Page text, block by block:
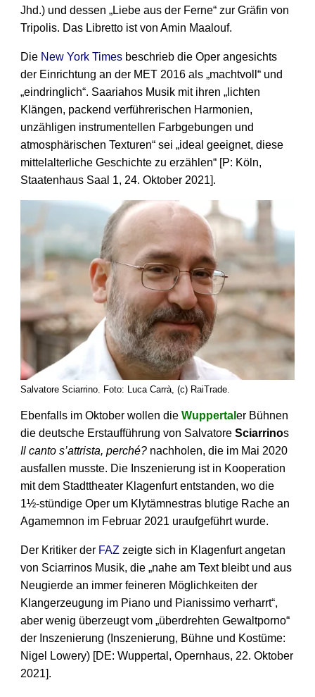
Jhd.) und dessen „Liebe aus der Ferne“ zur Gräfin von
Tripolis. Das Libretto ist von Amin Maalouf.
Die New York Timesbeschrieb die Oper angesichts
der Einrichtung an der MET 2016 als „machtvoll“ und
„eindringlich“. Saariahos Musik mit ihren „lichten
Klängen, packend verführerischen Harmonien,
unzähligen instrumentellen Farbgebungen und
atmosphärischen Texturen“ sei „ideal geeignet, diese
mittelalterliche Geschichte zu erzählen“ [P: Köln,
Staatenhaus Saal 1, 24. Oktober 2021].
Salvatore Sciarrino. Foto: Luca Carrà, (c) RaiTrade.
Ebenfalls im Oktober wollen die Wuppertal er Bühnen
die deutsche Erstaufführung von Salvatore Sciarrinos
Il canto s’attrista, perché?nachholen, die im Mai 2020
ausfallen musste. Die Inszenierung ist in Kooperation
mit dem Stadttheater Klagenfurt entstanden, wo die
1½-stündige Oper um Klytämnestras blutige Rache an
Agamemnon im Februar 2021 uraufgeführt wurde.
Der Kritiker der FAZ zeigte sich in Klagenfurt angetan
von Sciarrinos Musik, die „nahe am Text bleibt und aus
Neugierde an immer feineren Möglichkeiten der
Klangerzeugung im Piano und Pianissimo verharrt“,
aber wenig überzeugt vom „überdrehten Gewaltporno“
der Inszenierung (Inszenierung, Bühne und Kostüme:
Nigel Lowery) [DE: Wuppertal, Opernhaus, 22. Oktober
2021].